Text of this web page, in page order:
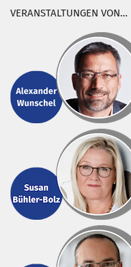
VERANSTALTUNGEN VON…